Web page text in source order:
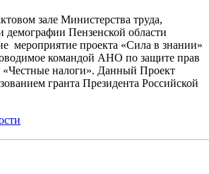
зале Министерства труда,
демографии Пензенской области
мероприятие проекта «Сила в знании»
командой АНО по защите прав
«Честные налоги». Данный Проект
гранта Президента Российской